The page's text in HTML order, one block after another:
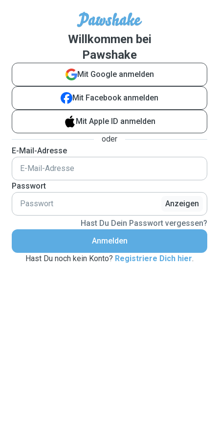
Willkommen bei
Pawshake
Mit Google anmelden
Mit Facebook anmelden
Mit Apple ID anmelden
oder
E-Mail-Adresse
Passwort
Anzeigen
Hast Du Dein Passwort vergessen?
Anmelden
Hast Du noch kein Konto? Registriere Dich hier.